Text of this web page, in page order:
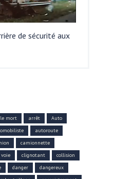
de sécurité aux
mort arrêt
Auto
autoroute
camionnette
clignotant
collision
danger
dangereux